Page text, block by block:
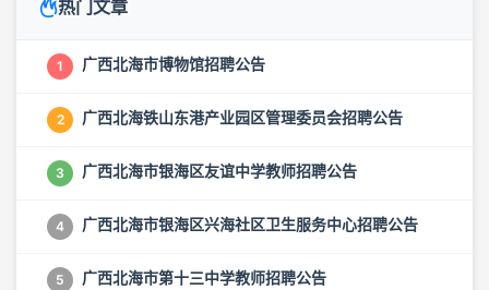
热门文章
1 广西北海市博物馆招聘公告
2 广西北海铁山东港产业园区管理委员会招聘公告
3 广西北海市银海区友谊中学教师招聘公告
4 广西北海市银海区兴海社区卫生服务中心招聘公告
5 广西北海市第十三中学教师招聘公告